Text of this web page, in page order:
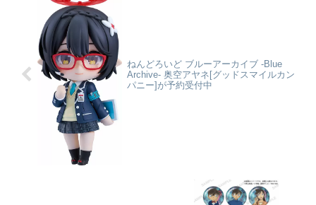
ねんどろいど ブルーアーカイブ -Blue
Archive- 奥空アヤネ[グッドスマイルカン
パニー]が予約受付中